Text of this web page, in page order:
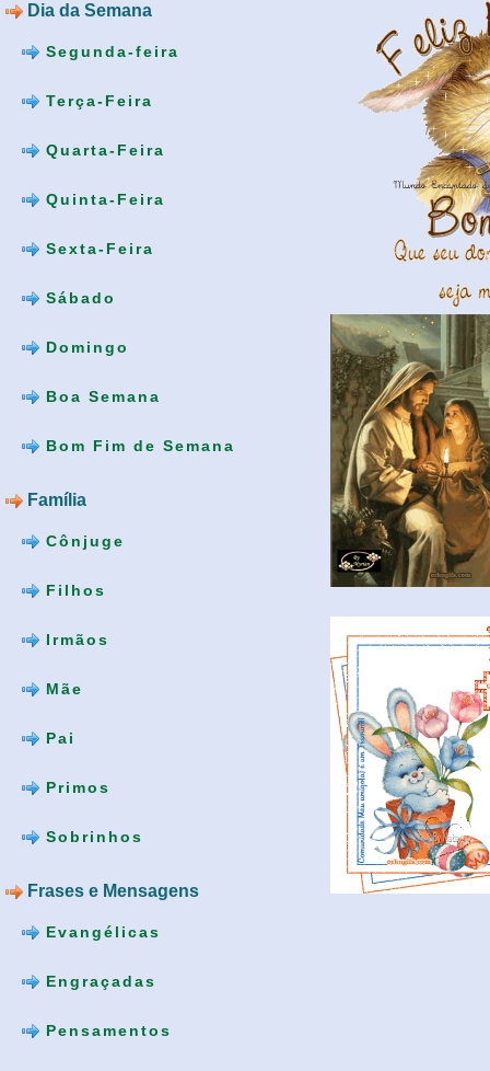
Dia da Semana
Segunda-feira
Terça-Feira
Quarta-Feira
Quinta-Feira
Sexta-Feira
Sábado
Domingo
Boa Semana
Bom Fim de Semana
Família
Cônjuge
Filhos
Irmãos
Mãe
Pai
Primos
Sobrinhos
Frases e Mensagens
Evangélicas
Engraçadas
Pensamentos